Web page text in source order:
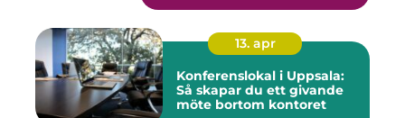
13. apr
Konferenslokal i Uppsala:
Så skapar du ett givande
möte bortom kontoret